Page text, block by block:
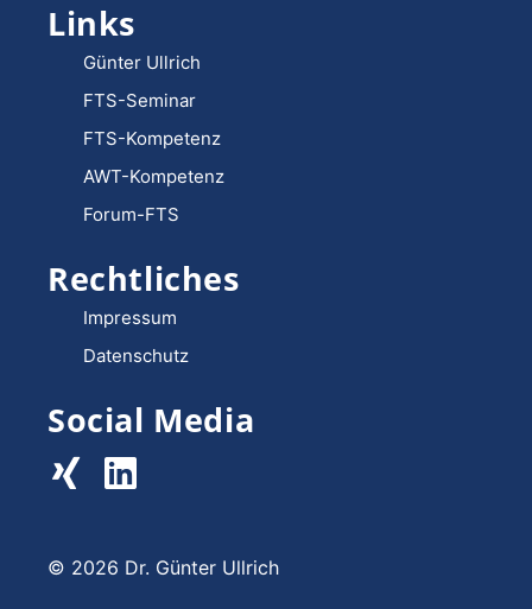
Links
Günter Ullrich
FTS-Seminar
FTS-Kompetenz
AWT-Kompetenz
Forum-FTS
Rechtliches
Impressum
Datenschutz
Social Media
© 2026 Dr. Günter Ullrich